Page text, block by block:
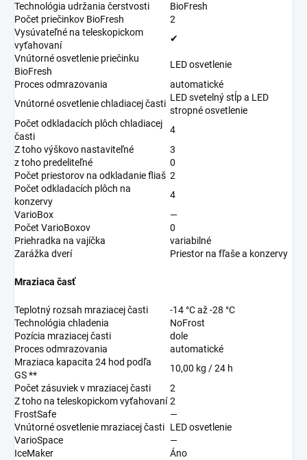
Technológia udržania čerstvosti
BioFresh
Počet priečinkov BioFresh
2
Vysúvateľné na teleskopickom
vyťahovaní
✔
Vnútorné osvetlenie priečinku
BioFresh
LED osvetlenie
Proces odmrazovania
automatické
Vnútorné osvetlenie chladiacej časti
LED svetelný stĺp a LED
stropné osvetlenie
Počet odkladacích plôch chladiacej
časti
4
Z toho výškovo nastaviteľné
3
z toho predeliteľné
0
Počet priestorov na odkladanie fliaš 2
Počet odkladacích plôch na
konzervy
4
VarioBox
—
Počet VarioBoxov
0
Priehradka na vajíčka
variabilné
Zarážka dverí
Priestor na fľaše a konzervy
Mraziaca časť
Teplotný rozsah mraziacej časti
-14 °C až -28 °C
Technológia chladenia
NoFrost
Pozícia mraziacej časti
dole
Proces odmrazovania
automatické
Mraziaca kapacita 24 hod podľa
GS **
10,00 kg / 24 h
Počet zásuviek v mraziacej časti
2
Z toho na teleskopickom vyťahovaní 2
FrostSafe
—
Vnútorné osvetlenie mraziacej časti LED osvetlenie
VarioSpace
—
IceMaker
Áno